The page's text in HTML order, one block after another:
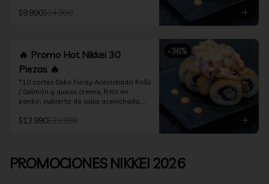
$9.990$14.990
-36%
🔥 Promo Hot Nikkei 30
Piezas 🔥
*10 cortes Sake Furay Acevichado Rolls
/ Salmón y queso crema, frito en
panko, cubierto de salsa acevichada,
*10 cortes Maguro Acevichado Rolls /
$13.990$21.990
PROMOCIONES NIKKEI 2026